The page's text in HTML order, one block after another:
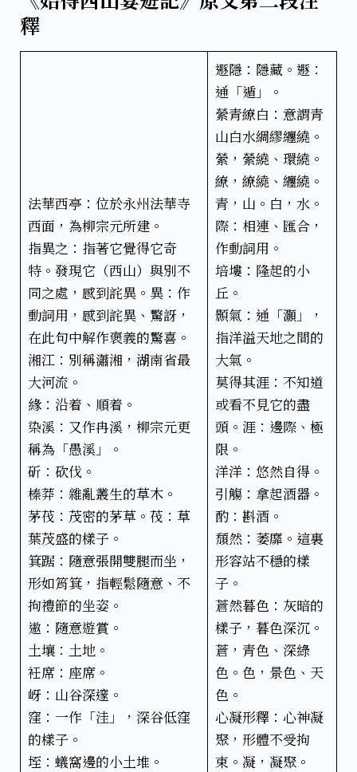
釋
法華西亭：位於永州法華寺
西面，為柳宗元所建。
指異之：指著它覺得它奇
特。發現它（西山）與別不
同之處，感到詫異。異：作
動詞用，感到詫異、驚訝，
在此句中解作褒義的驚喜。
湘江：別稱瀟湘，湖南省最
大河流。
緣：沿着、順着。
染溪：又作冉溪，柳宗元更
稱為「愚溪」。
斫：砍伐。
榛莽：雜亂叢生的草木。
茅茷：茂密的茅草。茷：草
葉茂盛的樣子。
箕踞：隨意張開雙腿而坐，
形如筲箕，指輕鬆隨意、不
拘禮節的坐姿。
遨：隨意遊賞。
土壤：土地。
衽席：座席。
岈：山谷深邃。
窪：一作「洼」，深谷低窪
的樣子。
垤：蟻窩邊的小土堆。
遯隱：隱藏。遯：
通「遁」。
縈青繚白：意謂青
山白水綢繆纏繞。
縈，縈繞、環繞。
繚，繚繞、纏繞。
青，山。白，水。
際：相連、匯合，
作動詞用。
培塿：隆起的小
丘。
顥氣：通「灝」，
指洋溢天地之間的
大氣。
莫得其涯：不知道
或看不見它的盡
頭。涯：邊際、極
限。
洋洋：悠然自得。
引觴：拿起酒器。
酌：斟酒。
頹然：萎靡。這裏
形容站不穩的樣
子。
蒼然暮色：灰暗的
樣子，暮色深沉。
蒼，青色、深綠
色。色，景色、天
色。
心凝形釋：心神凝
聚，形體不受拘
束。凝，凝聚。